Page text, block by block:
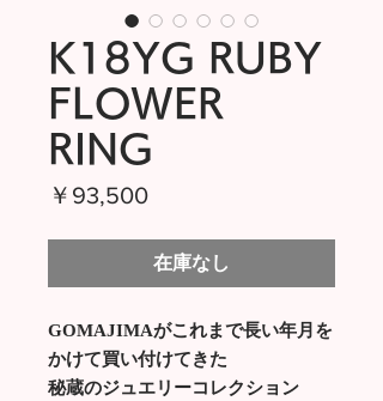
K18YG RUBY
FLOWER
RING
￥93,500価
在庫なし
GOMAJIMAがこれまで長い年月を
かけて買い付けてきた
秘蔵のジュエリーコレクション